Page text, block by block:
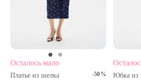
Осталось мало
Платье из шелка -50% Юбка из